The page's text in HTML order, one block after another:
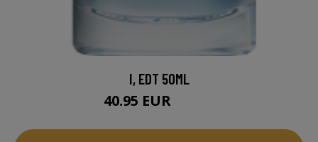
I, EDT 50ML
40.95 EUR